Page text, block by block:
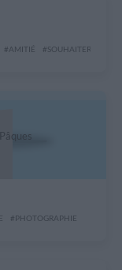
#AMITIÉ #SOUHAITER
#PHOTOGRAPHIE